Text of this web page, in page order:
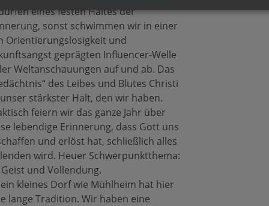
eines festen Haltes der
sonst schwimmen wir in einer
Orientierungslosigkeit und
geprägten Influencer-Welle
Weltanschauungen auf und ab. Das
des Leibes und Blutes Christi
stärkster Halt, den wir haben.
feiern wir das ganze Jahr über
lebendige Erinnerung, dass Gott uns
und erlöst hat, schließlich alles
wird. Heuer Schwerpunktthema:
und Vollendung.
ein kleines Dorf wie Mühlheim hat hier
lange Tradition. Wir haben eine